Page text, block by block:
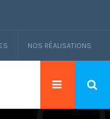
NOS RÉALISATIONS